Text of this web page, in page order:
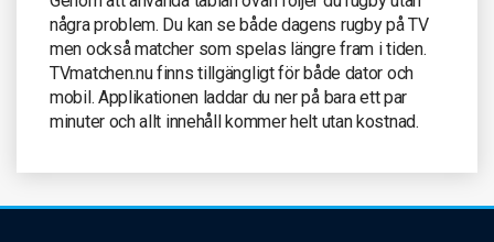
några problem. Du kan se både dagens rugby på TV
men också matcher som spelas längre fram i tiden.
TVmatchen.nu finns tillgängligt för både dator och
mobil. Applikationen laddar du ner på bara ett par
minuter och allt innehåll kommer helt utan kostnad.